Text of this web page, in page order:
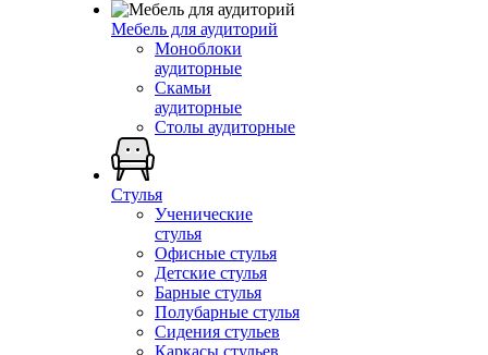
Мебель для аудиторий
Моноблоки
аудиторные
Скамьи
аудиторные
Столы аудиторные
Стулья
Ученические
стулья
Офисные стулья
Детские стулья
Барные стулья
Полубарные стулья
Сидения стульев
Каркасы стульев